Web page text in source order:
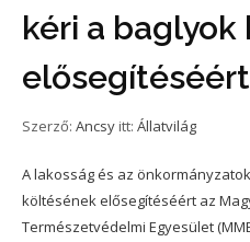
kéri a
elősegítéséért
Szerző: Ancsy itt: Állatvilág
A lakosság és az
költésének elősegítéséért az
Természetvédelmi Egyesület